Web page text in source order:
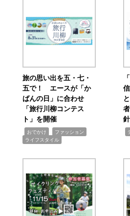
旅の思い出を五・七・
五で！ エースが「か
ばんの日」に合わせ
「旅行川柳コンテス
ト」を開催
おでかけ ファッション
ライフスタイル